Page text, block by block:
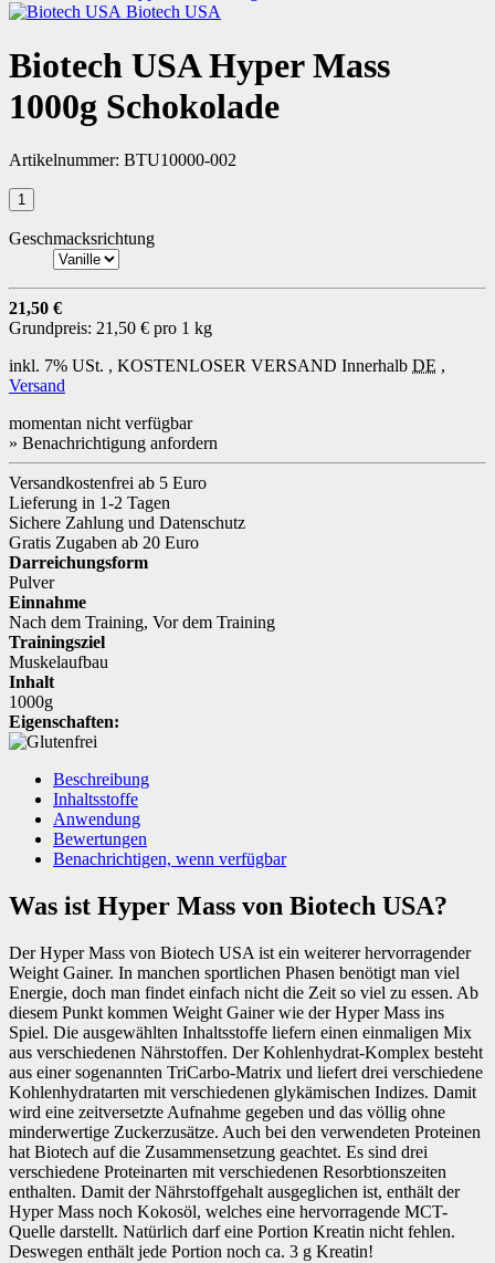
Biotech USA
Biotech USA Hyper Mass
1000g Schokolade
Artikelnummer: BTU10000-002
Geschmacksrichtung
21,50 €
Grundpreis: 21,50 € pro 1 kg
inkl. 7% USt. , KOSTENLOSER VERSAND Innerhalb DE ,
Versand
momentan nicht verfügbar
» Benachrichtigung anfordern
Versandkostenfrei ab 5 Euro
Lieferung in 1-2 Tagen
Sichere Zahlung und Datenschutz
Gratis Zugaben ab 20 Euro
Darreichungsform
Pulver
Einnahme
Nach dem Training, Vor dem Training
Trainingsziel
Muskelaufbau
Inhalt
1000g
Eigenschaften:
Beschreibung
Inhaltsstoffe
Anwendung
Bewertungen
Benachrichtigen, wenn verfügbar
Was ist Hyper Mass von Biotech USA?
Der Hyper Mass von Biotech USA ist ein weiterer hervorragender
Weight Gainer. In manchen sportlichen Phasen benötigt man viel
Energie, doch man findet einfach nicht die Zeit so viel zu essen. Ab
diesem Punkt kommen Weight Gainer wie der Hyper Mass ins
Spiel. Die ausgewählten Inhaltsstoffe liefern einen einmaligen Mix
aus verschiedenen Nährstoffen. Der Kohlenhydrat-Komplex besteht
aus einer sogenannten TriCarbo-Matrix und liefert drei verschiedene
Kohlenhydratarten mit verschiedenen glykämischen Indizes. Damit
wird eine zeitversetzte Aufnahme gegeben und das völlig ohne
minderwertige Zuckerzusätze. Auch bei den verwendeten Proteinen
hat Biotech auf die Zusammensetzung geachtet. Es sind drei
verschiedene Proteinarten mit verschiedenen Resorbtionszeiten
enthalten. Damit der Nährstoffgehalt ausgeglichen ist, enthält der
Hyper Mass noch Kokosöl, welches eine hervorragende MCT-
Quelle darstellt. Natürlich darf eine Portion Kreatin nicht fehlen.
Deswegen enthält jede Portion noch ca. 3 g Kreatin!